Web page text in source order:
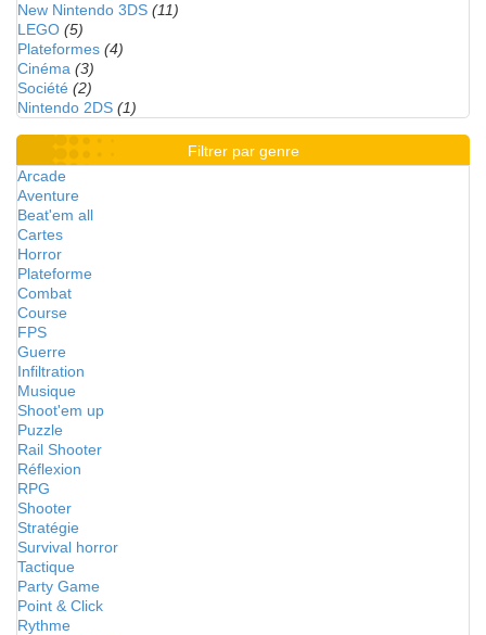
New Nintendo 3DS (11)
LEGO (5)
Plateformes (4)
Cinéma (3)
Société (2)
Nintendo 2DS (1)
Filtrer par genre
Arcade
Aventure
Beat'em all
Cartes
Horror
Plateforme
Combat
Course
FPS
Guerre
Infiltration
Musique
Shoot'em up
Puzzle
Rail Shooter
Réflexion
RPG
Shooter
Stratégie
Survival horror
Tactique
Party Game
Point & Click
Rythme